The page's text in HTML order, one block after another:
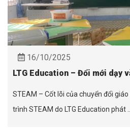
16/10/2025
LTG Education – Đổi mới dạy
STEAM – Cốt lõi của chuyển đổi
trình STEAM do LTG Education phát ...